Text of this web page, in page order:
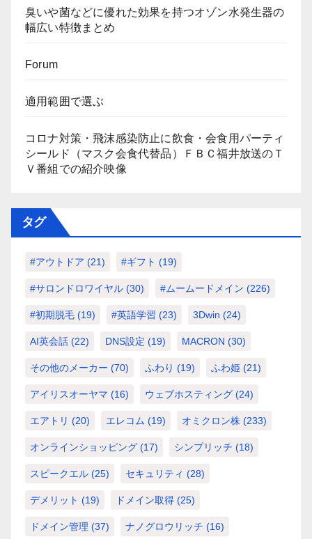
臭いや菌などに優れた効果を持つオゾン水発生器の
幅広い特徴まとめ
Forum
適用範囲で選ぶ
コロナ対策・飛沫感染防止に飲食・会食用パーティ
シールド（マスク会食代替品）ＦＢＣ福井放送のＴ
Ｖ番組での紹介映像
タグ
#アウトドア (21) #ギフト (19)
#サロンドロワイヤル (30) #ムームードメイン (226)
#初期脱毛 (19) #英語学習 (23) 3Dwin (24)
AI英会話 (22) DNS設定 (19) MACRON (30)
その他のメーカー (70) ふわり (19) ふわ姫 (21)
アイリスオーヤマ (16) ウェブホスティング (24)
エアトリ (20) エレコム (19) オミクロン株 (233)
オンラインショッピング (17) シンプリッチ (18)
スピークエル (25) セキュリティ (28)
デメリット (19) ドメイン取得 (25)
ドメイン管理 (37) ナノグロウリッチ (16)